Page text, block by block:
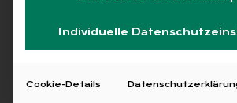
Am­pel-Aus
Individuelle
Cookie-Details